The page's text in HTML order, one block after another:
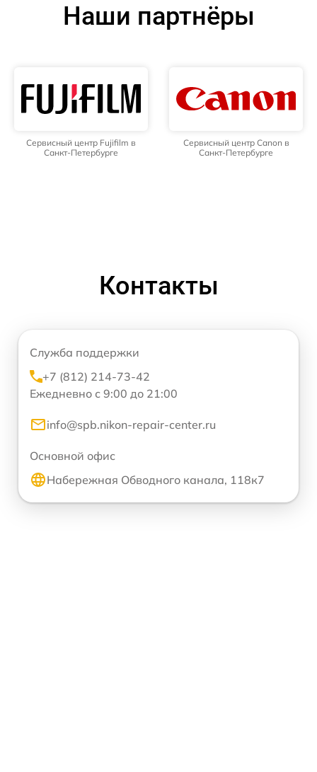
Наши партнёры
Сервисный центр Fujifilm в
Санкт-Петербурге
Сервисный центр Canon в
Санкт-Петербурге
Контакты
Служба поддержки
+7 (812) 214-73-42
Ежедневно с 9:00 до 21:00
info@spb.nikon-repair-center.ru
Основной офис
Набережная Обводного канала, 118к7